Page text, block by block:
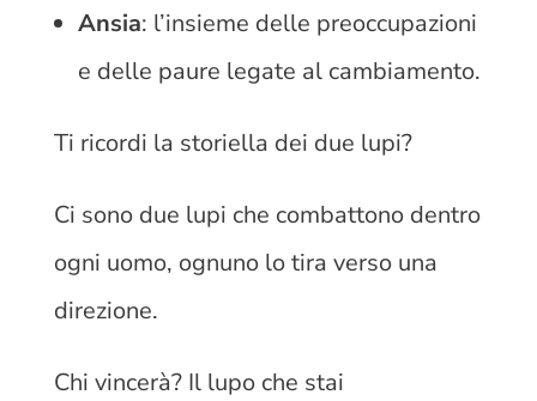
Ansia: l’insieme delle preoccupazioni
e delle paure legate al cambiamento.
Ti ricordi la storiella dei due lupi?
Ci sono due lupi che combattono dentro
ogni uomo, ognuno lo tira verso una
direzione.
Chi vincerà? Il lupo che stai